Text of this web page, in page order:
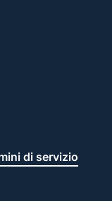
di servizio